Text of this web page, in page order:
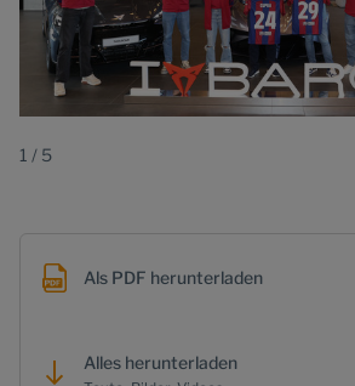
1 / 5
Als PDF herunterladen
Alles herunterladen